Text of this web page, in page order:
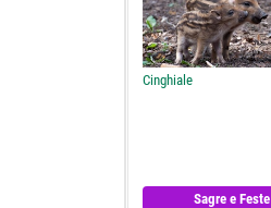
Cinghiale
Sagre e Feste